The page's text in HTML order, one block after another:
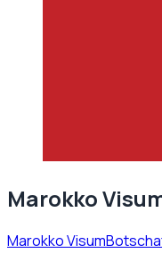
Marokko
Marokko Visum